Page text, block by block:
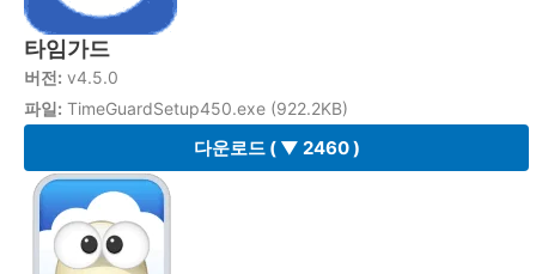
타임가드
버전: v4.5.0
파일: TimeGuardSetup450.exe (922.2KB)
다운로드( ▼ 2460 )